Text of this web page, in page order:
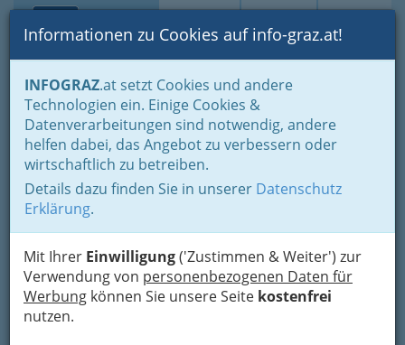
Suche Login Toggle
Informationen zu Cookies auf info-graz.at!
INFOGRAZ.at setzt Cookies und andere
Technologien ein. Einige Cookies &
Datenverarbeitungen sind notwendig, andere
helfen dabei, das Angebot zu verbessern oder
wirtschaftlich zu betreiben.
Details dazu finden Sie in unserer Datenschutz
Erklärung.
Mit Ihrer Einwilligung('Zustimmen & Weiter') zur
Verwendung von personenbezogenen Daten für
Werbung können Sie unsere Seite kostenfrei
nutzen.
Home Fotos Alles, was wir fotografiert haben, chronologisch
Carla Bozulich - Soloalbum
'Boy'
Previous Next